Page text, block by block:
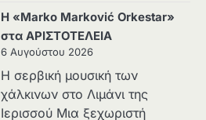
Η «Marko Marković Orkestar»
στα ΑΡΙΣΤΟΤΕΛΕΙΑ
6 Αυγούστου 2026
Η σερβική μουσική των
χάλκινων στο Λιμάνι της
Ιερισσού Μια ξεχωριστή